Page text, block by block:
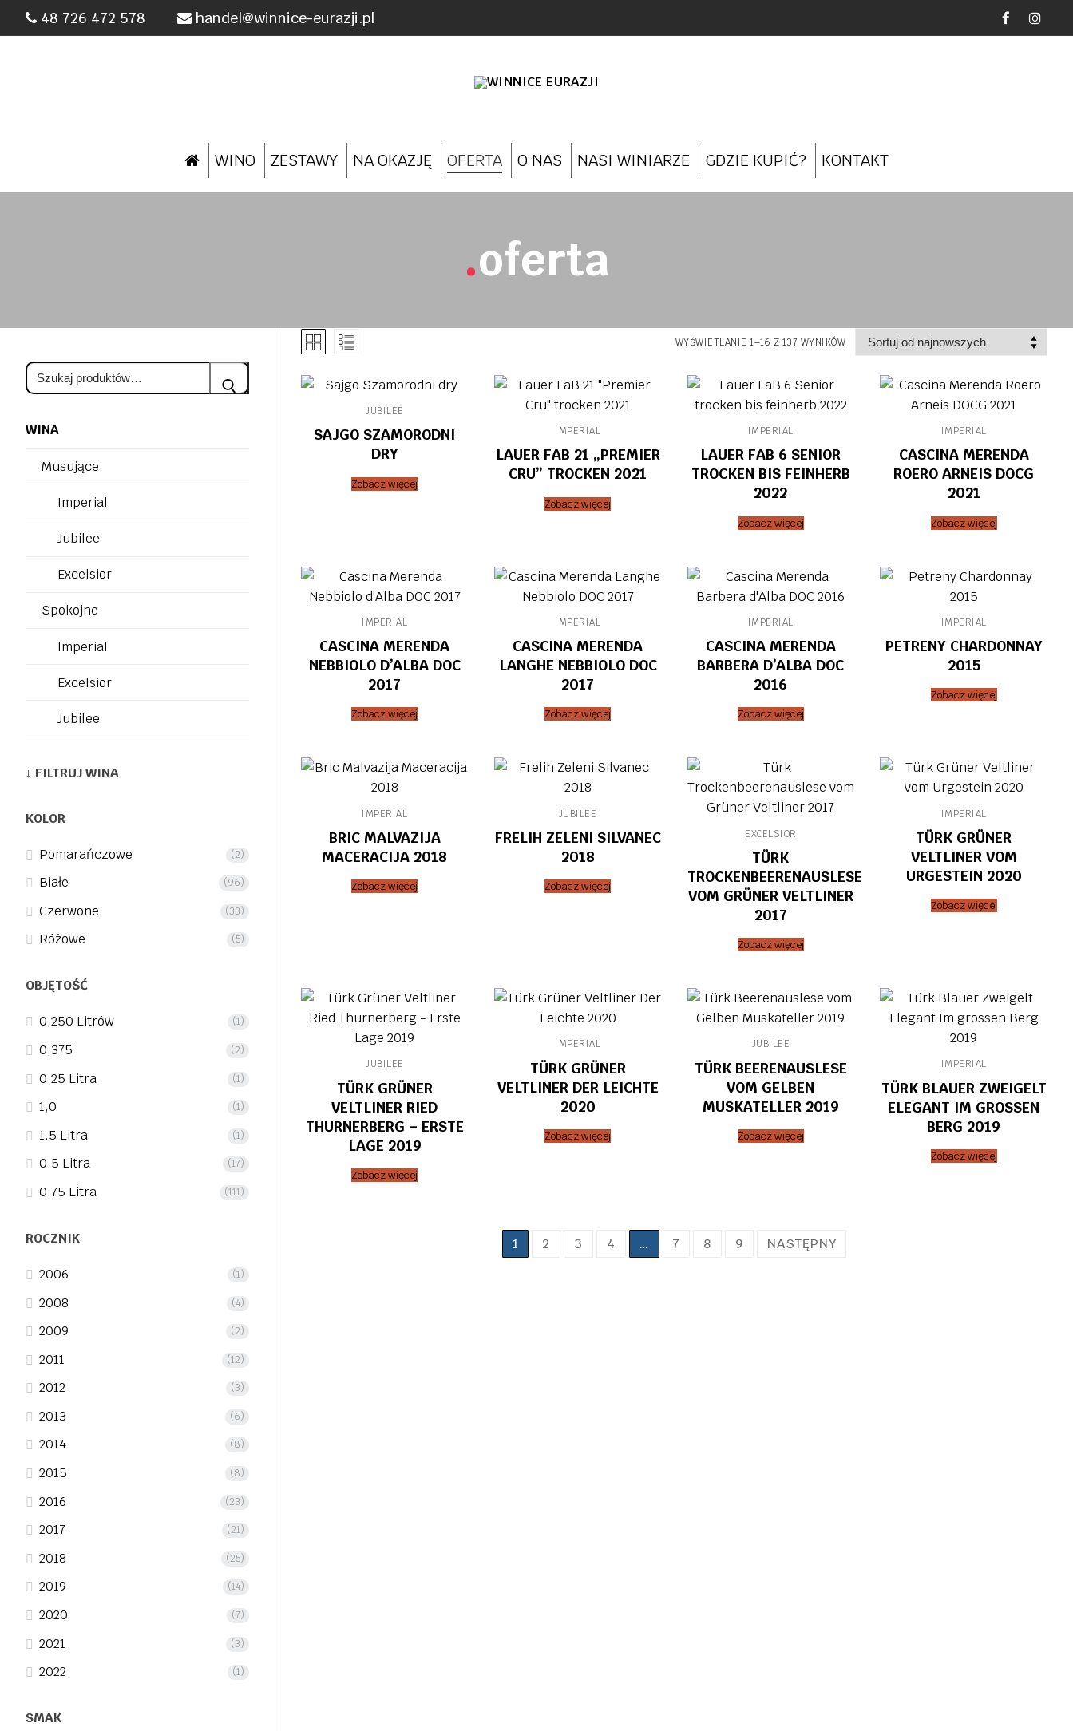
Przejdź48 726 472 578 handel@winnice-eurazji.pl
WINO ZESTAWY NA OKAZJĘ OFERTA O NAS NASI WINIARZE GDZIE KUPIĆ? KONTAKT
oferta
WYŚWIETLANIE 1–16 Z 137 WYNIKÓW
JUBILEE
SAJGO SZAMORODNI
DRY
Zobacz więcej
IMPERIAL
LAUER FAB 21 „PREMIER
CRU” TROCKEN 2021
Zobacz więcej
IMPERIAL
LAUER FAB 6 SENIOR
TROCKEN BIS FEINHERB
2022
Zobacz więcej
IMPERIAL
CASCINA MERENDA
ROERO ARNEIS DOCG
2021
Zobacz więcej
IMPERIAL
CASCINA MERENDA
NEBBIOLO D’ALBA DOC
2017
Zobacz więcej
IMPERIAL
CASCINA MERENDA
LANGHE NEBBIOLO DOC
2017
Zobacz więcej
IMPERIAL
CASCINA MERENDA
BARBERA D’ALBA DOC
2016
Zobacz więcej
IMPERIAL
PETRENY CHARDONNAY
2015
Zobacz więcej
IMPERIAL
BRIC MALVAZIJA
MACERACIJA 2018
Zobacz więcej
JUBILEE
FRELIH ZELENI SILVANEC
2018
Zobacz więcej
EXCELSIOR
TÜRK
TROCKENBEERENAUSLESE
VOM GRÜNER VELTLINER
2017
Zobacz więcej
IMPERIAL
TÜRK GRÜNER
VELTLINER VOM
URGESTEIN 2020
Zobacz więcej
JUBILEE
TÜRK GRÜNER
VELTLINER RIED
THURNERBERG – ERSTE
LAGE 2019
Zobacz więcej
IMPERIAL
TÜRK GRÜNER
VELTLINER DER LEICHTE
2020
Zobacz więcej
JUBILEE
TÜRK BEERENAUSLESE
VOM GELBEN
MUSKATELLER 2019
Zobacz więcej
IMPERIAL
TÜRK BLAUER ZWEIGELT
ELEGANT IM GROSSEN
BERG 2019
Zobacz więcej
1 2 3 4 … 7 8 9 NASTĘPNY
Szukaj:
WINA
Musujące
Imperial
Jubilee
Excelsior
Spokojne
Imperial
Excelsior
Jubilee
↓ FILTRUJ WINA
KOLOR
Pomarańczowe (2)
Białe (96)
Czerwone (33)
Różowe (5)
OBJĘTOŚĆ
0,250 Litrów (1)
0,375 (2)
0.25 Litra (1)
1,0 (1)
1.5 Litra (1)
0.5 Litra (17)
0.75 Litra (111)
ROCZNIK
2006 (1)
2008 (4)
2009 (2)
2011 (12)
2012 (3)
2013 (6)
2014 (8)
2015 (8)
2016 (23)
2017 (21)
2018 (25)
2019 (14)
2020 (7)
2021 (3)
2022 (1)
SMAK